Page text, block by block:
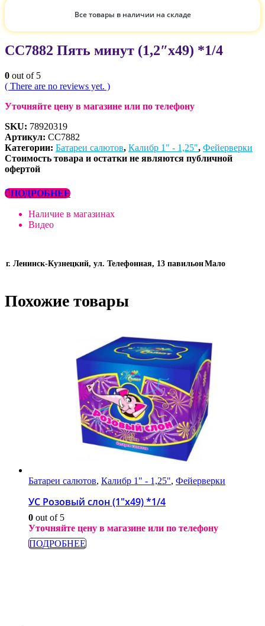
Все товары в наличии на складе
СС7882 Пять минут (1,2″х49) *1/4
0 out of 5
( There are no reviews yet. )
Уточняйте цену в магазине или по телефону
SKU: 78920319
Артикул: СС7882
Категории: Батареи салютов, Калибр 1" - 1,25", Фейерверки
Стоимость товара и остатки не являются публичной
офертой
ПОДРОБНЕЕ
Наличие в магазинах
Видео
г. Ленинск-Кузнецкий, ул. Телефонная, 13 павильонМало
Похожие товары
Батареи салютов, Калибр 1" - 1,25", Фейерверки
УС Розовый слон (1″х49) *1/4
0 out of 5
Уточняйте цену в магазине или по телефону
ПОДРОБНЕЕ